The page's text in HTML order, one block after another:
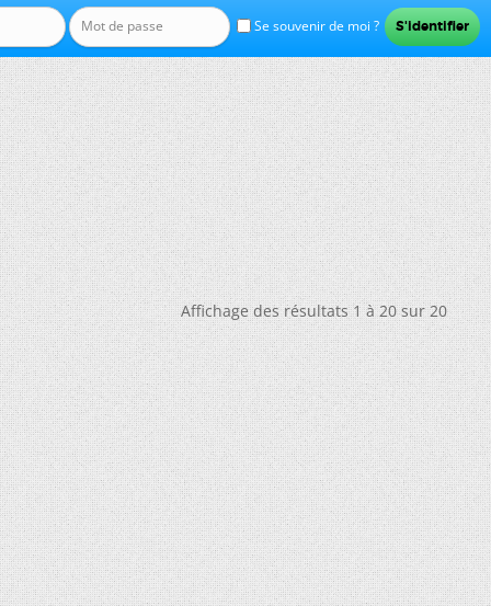
Se souvenir de moi ?
Affichage des résultats 1 à 20 sur 20